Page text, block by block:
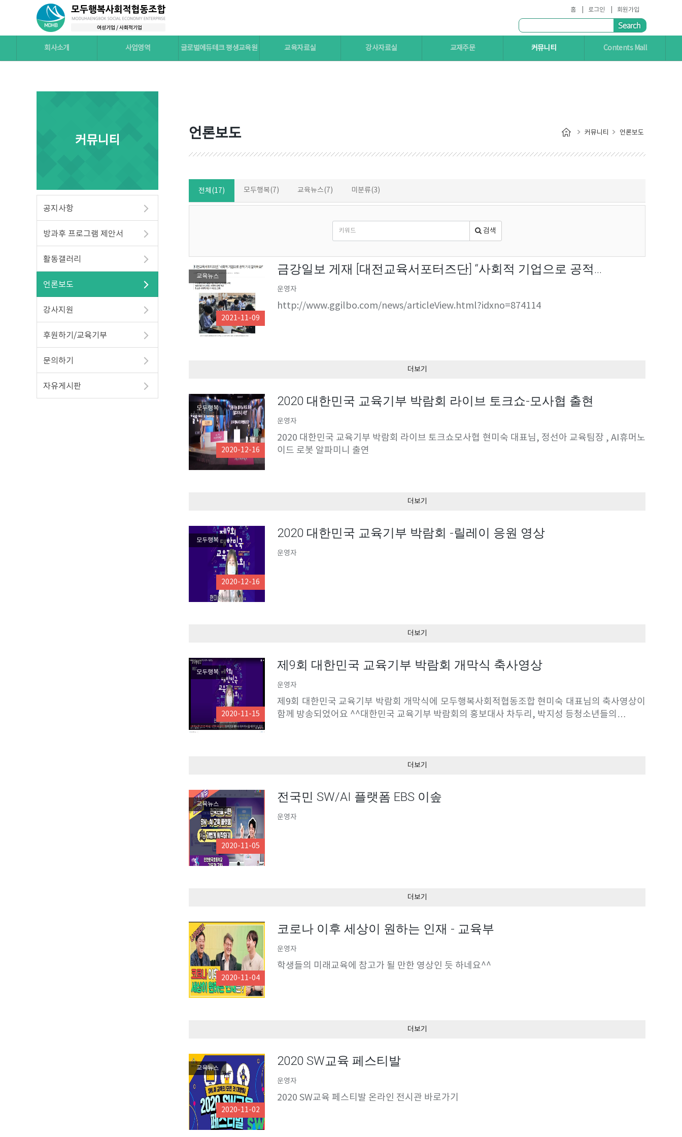
홈 로그인 회원가입
회사소개 사업영역 글로벌에듀테크 평생교육원 교육자료실 강사자료실 교재주문 커뮤니티 Contents Mall
커뮤니티
공지사항
방과후 프로그램 제안서
활동갤러리
언론보도
강사지원
후원하기/교육기부
문의하기
자유게시판
언론보도 커뮤니티 언론보도
전체(17) 모두행복(7) 교육뉴스(7) 미분류(3)
검색
2021-11-09
교육뉴스
금강일보 게재 [대전교육서포터즈단] “사회적 기업으로 공적…
운영자
http://www.ggilbo.com/news/articleView.html?idxno=874114
더보기
2020-12-16
모두행복
2020 대한민국 교육기부 박람회 라이브 토크쇼-모사협 출현
운영자
2020 대한민국 교육기부 박람회 라이브 토크쇼모사협 현미숙 대표님, 정선아 교육팀장 , AI휴머노
이드 로봇 알파미니 출연
더보기
2020-12-16
모두행복
2020 대한민국 교육기부 박람회 -릴레이 응원 영상
운영자
더보기
2020-11-15
모두행복
제9회 대한민국 교육기부 박람회 개막식 축사영상
운영자
제9회 대한민국 교육기부 박람회 개막식에 모두행복사회적협동조합 현미숙 대표님의 축사영상이
함께 방송되었어요 ^^대한민국 교육기부 박람회의 홍보대사 차두리, 박지성 등청소년들의…
더보기
2020-11-05
교육뉴스
전국민 SW/AI 플랫폼 EBS 이솦
운영자
더보기
2020-11-04
코로나 이후 세상이 원하는 인재 - 교육부
운영자
학생들의 미래교육에 참고가 될 만한 영상인 듯 하네요^^
더보기
2020-11-02
교육뉴스
2020 SW교육 페스티발
운영자
2020 SW교육 페스티발 온라인 전시관 바로가기